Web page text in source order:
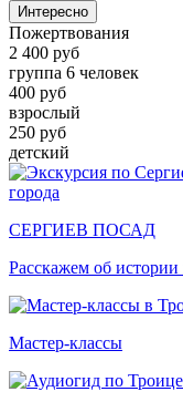
Интересно
Пожертвования
2 400 руб
группа 6 человек
400 руб
взрослый
250 руб
детский
СЕРГИЕВ ПОСАД
Расскажем об истории
Мастер-классы